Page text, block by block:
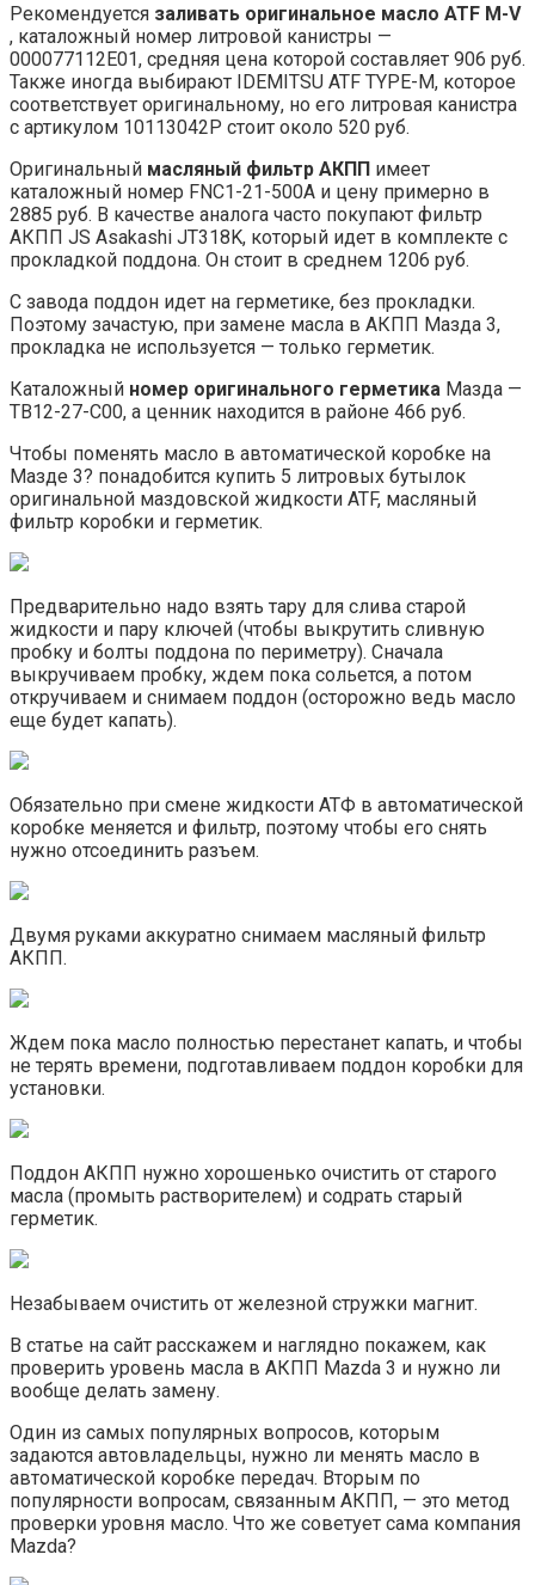
Рекомендуется заливать оригинальное масло ATF M-V
, каталожный номер литровой канистры —
000077112E01, средняя цена которой составляет 906 руб.
Также иногда выбирают IDEMITSU ATF TYPE-M, которое
соответствует оригинальному, но его литровая канистра
с артикулом 10113042P стоит около 520 руб.
Оригинальный масляный фильтр АКПП имеет
каталожный номер FNC1-21-500A и цену примерно в
2885 руб. В качестве аналога часто покупают фильтр
АКПП JS Asakashi JT318K, который идет в комплекте с
прокладкой поддона. Он стоит в среднем 1206 руб.
С завода поддон идет на герметике, без прокладки.
Поэтому зачастую, при замене масла в АКПП Мазда 3,
прокладка не используется — только герметик.
Каталожный номер оригинального герметика Мазда —
TB12-27-C00, а ценник находится в районе 466 руб.
Чтобы поменять масло в автоматической коробке на
Мазде 3? понадобится купить 5 литровых бутылок
оригинальной маздовской жидкости ATF, масляный
фильтр коробки и герметик.
Предварительно надо взять тару для слива старой
жидкости и пару ключей (чтобы выкрутить сливную
пробку и болты поддона по периметру). Сначала
выкручиваем пробку, ждем пока сольется, а потом
откручиваем и снимаем поддон (осторожно ведь масло
еще будет капать).
Обязательно при смене жидкости АТФ в автоматической
коробке меняется и фильтр, поэтому чтобы его снять
нужно отсоединить разъем.
Двумя руками аккуратно снимаем масляный фильтр
АКПП.
Ждем пока масло полностью перестанет капать, и чтобы
не терять времени, подготавливаем поддон коробки для
установки.
Поддон АКПП нужно хорошенько очистить от старого
масла (промыть растворителем) и содрать старый
герметик.
Незабываем очистить от железной стружки магнит.
В статье на сайт расскажем и наглядно покажем, как
проверить уровень масла в АКПП Mazda 3 и нужно ли
вообще делать замену.
Один из самых популярных вопросов, которым
задаются автовладельцы, нужно ли менять масло в
автоматической коробке передач. Вторым по
популярности вопросам, связанным АКПП, — это метод
проверки уровня масло. Что же советует сама компания
Mazda?